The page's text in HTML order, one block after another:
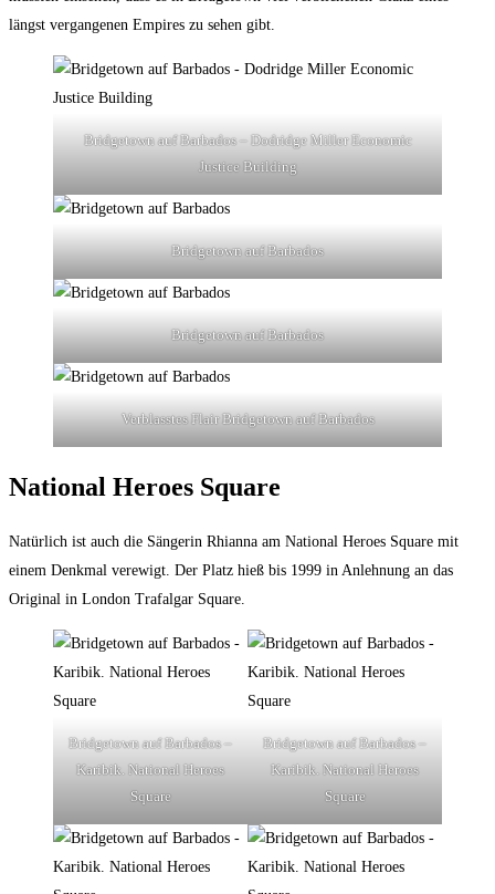
längst vergangenen Empires zu sehen gibt.
Bridgetown auf Barbados – Dodridge Miller Economic
Justice Building
Bridgetown auf Barbados
Bridgetown auf Barbados
Verblasstes Flair Bridgetown auf Barbados
National Heroes Square
Natürlich ist auch die Sängerin Rhianna am National Heroes Square mit
einem Denkmal verewigt. Der Platz hieß bis 1999 in Anlehnung an das
Original in London Trafalgar Square.
Bridgetown auf Barbados –
Karibik. National Heroes
Square
Bridgetown auf Barbados –
Karibik. National Heroes
Square